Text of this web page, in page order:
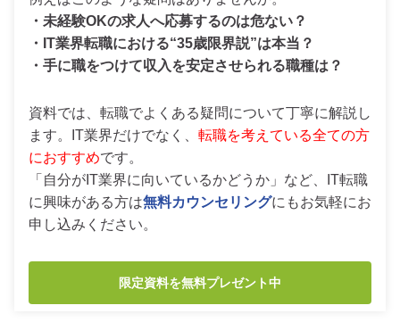
・未経験OKの求人へ応募するのは危ない？
・IT業界転職における“35歳限界説”は本当？
・手に職をつけて収入を安定させられる職種は？
資料では、転職でよくある疑問について丁寧に解説し
ます。IT業界だけでなく、 転職を考えている全ての方
におすすめです。
「自分がIT業界に向いているかどうか」など、IT転職
に興味がある方は無料カウンセリングにもお気軽にお
申し込みください。
限定資料を無料プレゼント中